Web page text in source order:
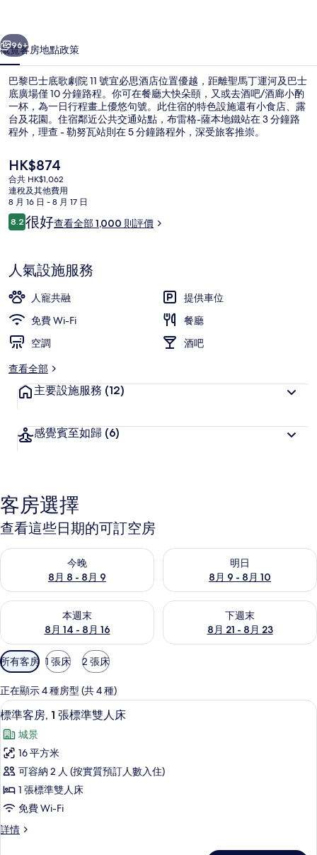
院
11
號
宜
必
思
酒
店
相
集
個 下一個
96+
概覽客房地點政策
巴黎巴士底歌劇院 11 號宜必思酒店位置優越，距離聖馬丁運河及巴士
底廣場僅 10 分鐘路程。你可在餐廳大快朵頤，又或去酒吧/酒廊小酌
一杯，為一日行程畫上優悠句號。此住宿的特色設施還有小食店、露
台及花園。住宿鄰近公共交通站點，布雷格-薩本地鐵站在 3 分鐘路
程外，理查 - 勒努瓦站則在 5 分鐘路程外，深受旅客推崇。
現
價
HK$874
HK$874
合共 HK$1,062
連稅及其他費用
8 月 16 日 - 8 月 17 日
評
價
8.28.2 分，滿分 10 分，
很好查看全部 1,000 則評價
人氣設施服務
人寵共融
提供車位
免費 Wi-Fi
餐廳
空調
酒吧
查看全部
主要設施服務 (12)
感覺賓至如歸 (6)
客房選擇
查看這些日期的可訂空房
今晚
8月 8 - 8月 9
查看今晚 8月 8 - 8月 9的可訂空房
明日
8月 9 - 8月 10
查看明日 8月 9 - 8月 10的可訂
本週末
8月 14 - 8月 16
查看本週末 8月 14 - 8月 16的可訂空房
下週末
8月 21 - 8月 23
查看下週末 8月 21 - 8月 23的
可
用
嘅
客
房
篩
選
條
所有客房 1 張床 2 張床
正在顯示 4 種房型 (共 4 種)
載
入
所
有
標
準
房,
標準客房, 1 張標準雙人床 | 房內夾萬
12
標準客房, 1 張標準雙人床
城景
16 平方米
可容納 2 人 (按實質預訂人數入住)
1 張標準雙人床
免費 Wi-Fi
詳情
標